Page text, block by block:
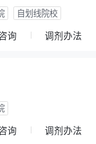
自划线院校
询 调剂办法
询 调剂办法